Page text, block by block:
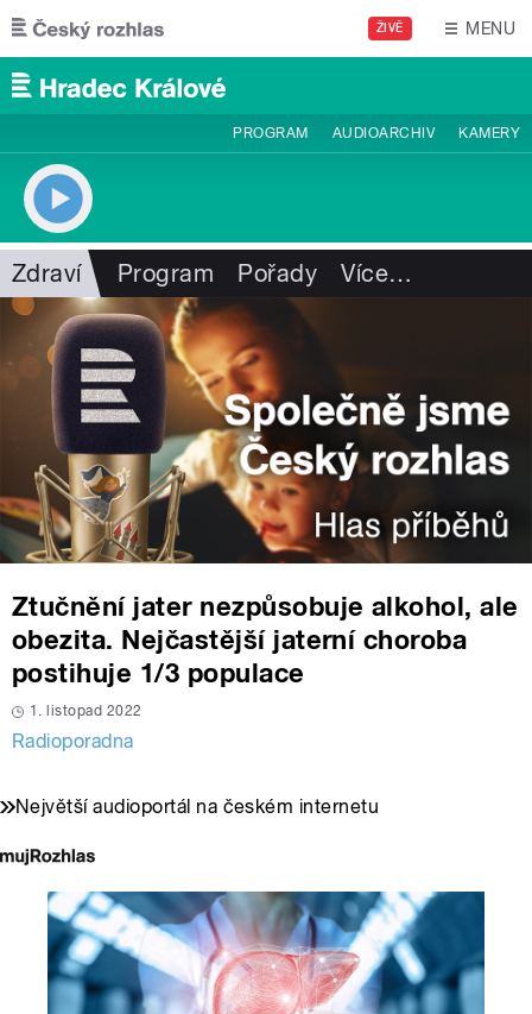
Přejít k hlavnímu obsahu
ŽIVĚ MENU
PROGRAM AUDIOARCHIV KAMERY
Zdraví Program Pořady Více…
Ztučnění jater nezpůsobuje alkohol, ale
obezita. Nejčastější jaterní choroba
postihuje 1/3 populace
1. listopad 2022
Radioporadna
Největší audioportál na českém internetu